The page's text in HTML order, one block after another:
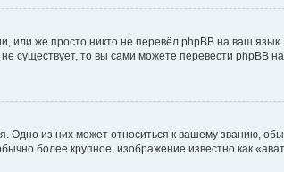
или же просто никто не перевёл phpBB на ваш
не существует, то вы сами можете перевести
Одно из них может относиться к вашему званию,
более крупное, изображение известно как